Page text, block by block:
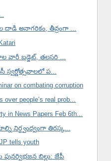
అనాగరికం, తీవ్రంగా ...
వారీ బడ్జెట్, తలసరి ...
స్వర్ణోత్సవాలలో ప...
on combating corruption
over people’s real prob...
in News Papers Feb 6th...
నిర్ద్వంద్వంగా తిరస్క...
tells youth
పునర్విభజన బిల్లు: జేపీ